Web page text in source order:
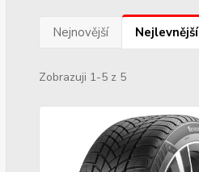
Nejnovější Nejlevnější
Zobrazuji 1-5 z 5